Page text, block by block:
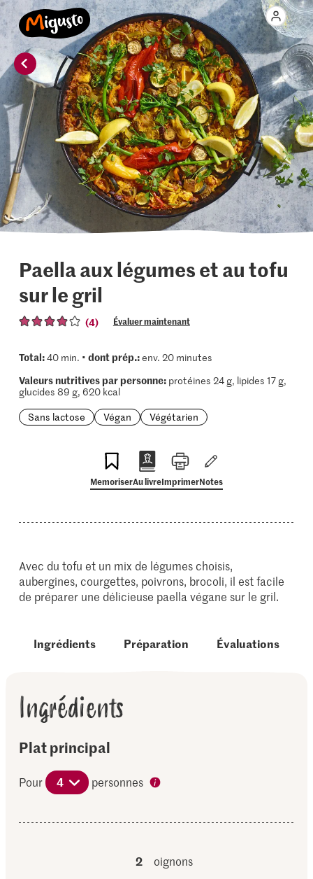
Paella aux légumes et au tofu
sur le gril
(4) Évaluer maintenant
Total:40 min. • dont prép.:env. 20 minutes
Valeurs nutritives par personne:protéines 24 g, lipides 17 g,
glucides 89 g, 620 kcal
Sans lactose
Végan Végétarien
MemoriserAu livreImprimerNotes
Avec du tofu et un mix de légumes choisis,
aubergines, courgettes, poivrons, brocoli, il est facile
de préparer une délicieuse paella végane sur le gril.
Ingrédients Préparation Évaluations
Ingrédients
Plat principal
Pour 4 personnes
2
oignons